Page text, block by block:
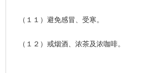
（１１）避免感冒、受寒。
（１２）戒烟酒、浓茶及浓咖啡。